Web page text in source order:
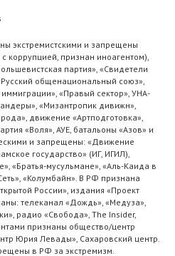
экстремистскими и запрещены
признан иноагентом),
партия», «Свидетели
общенациональный союз»,
«Правый сектор», УНА-
«Мизантропик дивижн»,
движение «Артподготовка»,
«Воля», АУЕ, батальоны «Азов» и
и запрещены: «Движение
государство» (ИГ, ИГИЛ),
«Братья-мусульмане», «Аль-Каида в
«Колумбайн». В РФ признана
России», издания «Проект
телеканал «Дождь», «Медуза»,
радио «Свобода», The Insider,
признаны общество/центр
Юрия Левады», Сахаровский центр.
в РФ за экстремизм.